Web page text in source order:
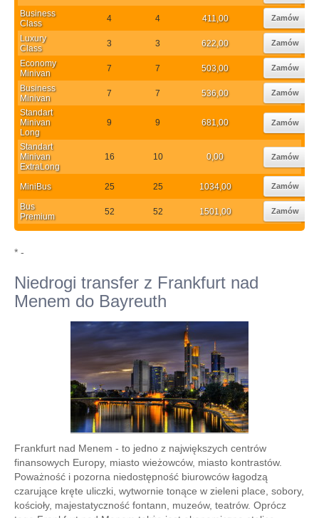
Business
Class
4 4 411,00 Zamów
Luxury
Class
3 3 622,00 Zamów
Economy
Minivan
7 7 503,00 Zamów
Business
Minivan
7 7 536,00 Zamów
Standart
Minivan
Long
9 9 681,00 Zamów
Standart
Minivan
ExtraLong
16 10 0,00 Zamów
MiniBus 25 25 1034,00 Zamów
Bus
Premium
52 52 1501,00 Zamów
* -
Niedrogi transfer z Frankfurt nad
Menem do Bayreuth
Frankfurt nad Menem - to jedno z największych centrów
finansowych Europy, miasto wieżowców, miasto kontrastów.
Poważność i pozorna niedostępność biurowców łagodzą
czarujące kręte uliczki, wytwornie tonące w zieleni place, sobory,
kościoły, majestatyczność fontann, muzeów, teatrów. Oprócz